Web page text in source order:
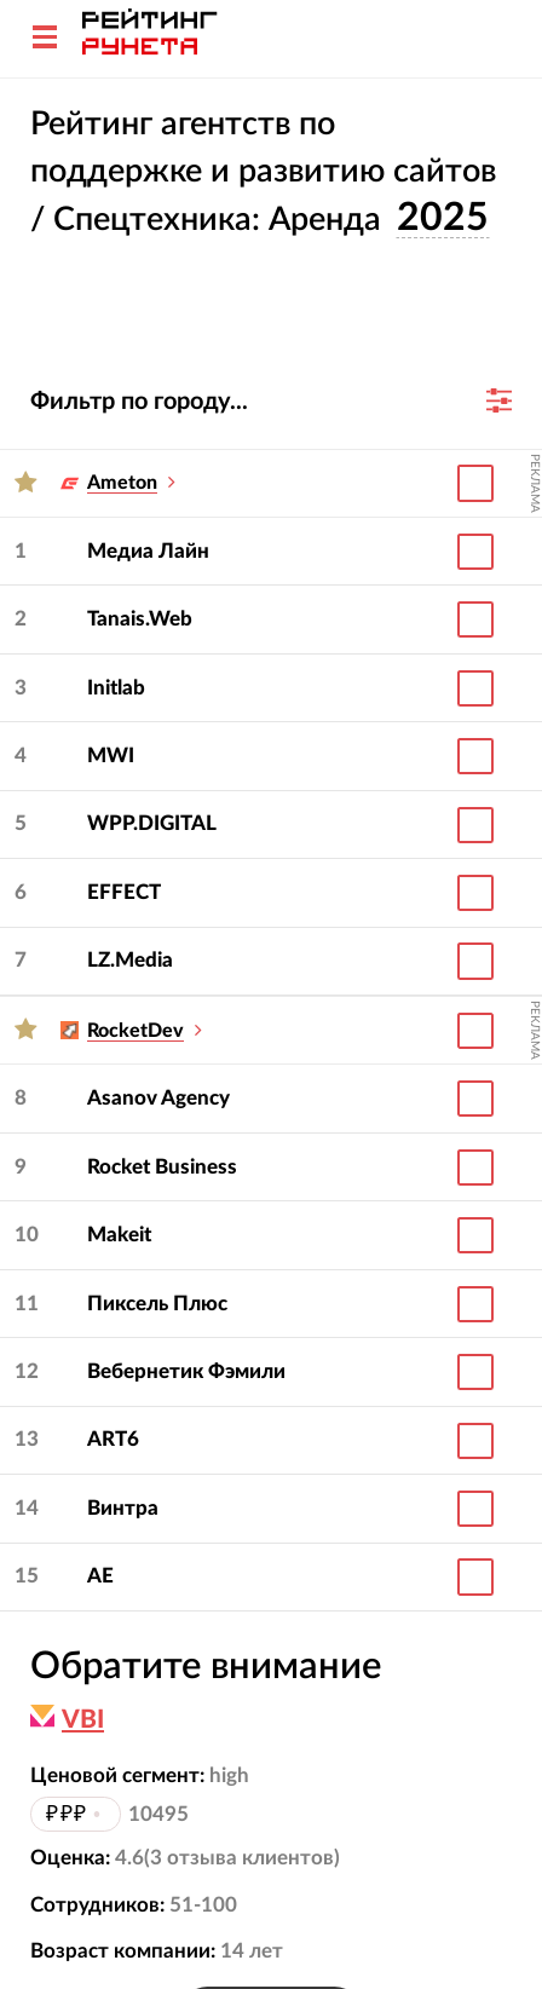
Рейтинг агентств по
поддержке и развитию сайтов
/ Спецтехника: Аренда 2025
Фильтр по городу...
Ameton РЕКЛАМА
1 Медиа Лайн
2 Tanais.Web
3 Initlab
4 MWI
5 WPP.DIGITAL
6 EFFECT
7 LZ.Media
RocketDev РЕКЛАМА
8 Asanov Agency
9 Rocket Business
10 Makeit
11 Пиксель Плюс
12 Вебернетик Фэмили
13 ART6
14 Винтра
15 АЕ
Обратите внимание
VBI
Ценовой сегмент: high
₽₽₽ • 10495
Оценка: 4.6(3 отзыва клиентов)
Сотрудников: 51-100
Возраст компании: 14 лет